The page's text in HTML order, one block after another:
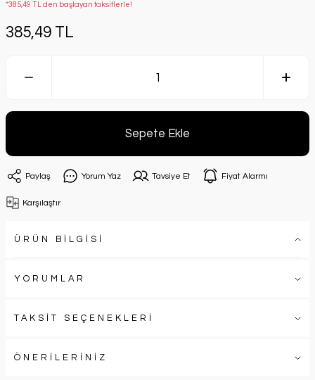
*385,49 TL den başlayan taksitlerle!
385,49 TL
Sepete Ekle
Paylaş Yorum Yaz Tavsiye Et Fiyat Alarmı
Karşılaştır
ÜRÜN BİLGİSİ
YORUMLAR
TAKSİT SEÇENEKLERİ
ÖNERİLERİNİZ